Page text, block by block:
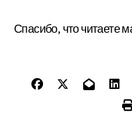
Спасибо, что читаете